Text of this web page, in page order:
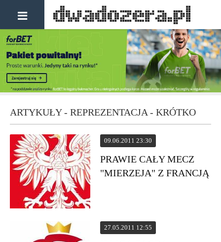
ARTYKUŁY - REPREZENTACJA - KRÓTKO
09.06.2011 23:30
PRAWIE CAŁY MECZ
"MIERZEJA" Z FRANCJĄ
27.05.2011 12:55